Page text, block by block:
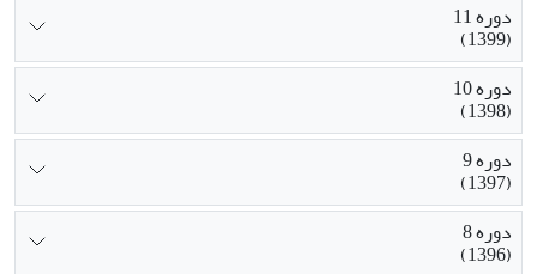
دوره 11
(1399)
دوره 10
(1398)
دوره 9
(1397)
دوره 8
(1396)